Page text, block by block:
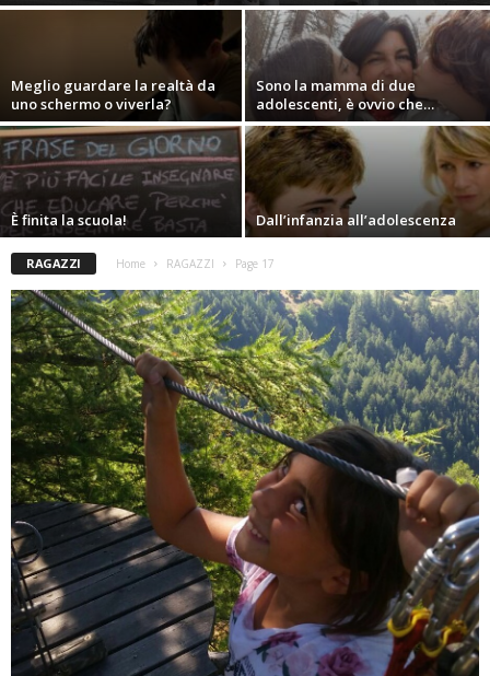
Meglio guardare la realtà da
uno schermo o viverla?
Sono la mamma di due
adolescenti, è ovvio che…
È finita la scuola! Dall’infanzia all’adolescenza
RAGAZZI Home RAGAZZI Page 17